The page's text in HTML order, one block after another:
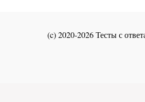
(c) 2020-2026 Тесты с